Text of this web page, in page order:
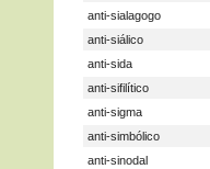
anti-sialagogo
anti-siálico
anti-sida
anti-sifilítico
anti-sigma
anti-simbólico
anti-sinodal